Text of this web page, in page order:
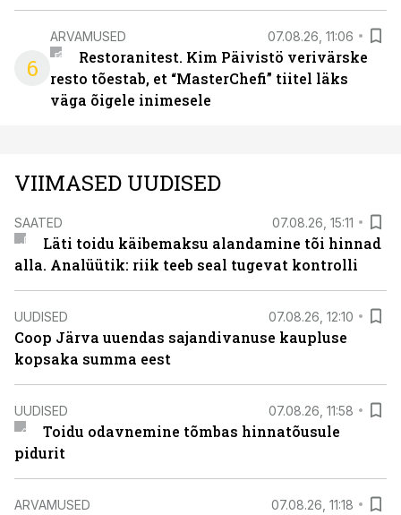
6
ARVAMUSED 07.08.26, 11:06
Restoranitest. Kim Päivistö verivärske
resto tõestab, et “MasterChefi” tiitel läks
väga õigele inimesele
VIIMASED UUDISED
SAATED 07.08.26, 15:11
Läti toidu käibemaksu alandamine tõi hinnad
alla. Analüütik: riik teeb seal tugevat kontrolli
UUDISED 07.08.26, 12:10
Coop Järva uuendas sajandivanuse kaupluse
kopsaka summa eest
UUDISED 07.08.26, 11:58
Toidu odavnemine tõmbas hinnatõusule
pidurit
ARVAMUSED 07.08.26, 11:18